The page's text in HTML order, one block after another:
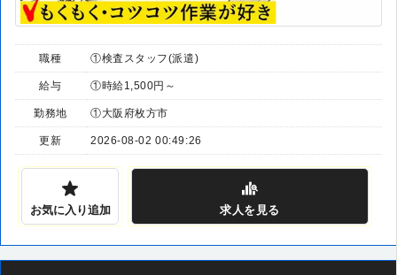
職種 ①検査スタッフ(派遣)
給与 ①時給1,500円～
勤務地 ①大阪府枚方市
更新 2026-08-02 00:49:26
お気に入り追加 求人を見る